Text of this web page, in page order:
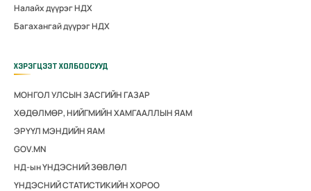
Налайх дүүрэг НДХ
Багахангай дүүрэг НДХ
ХЭРЭГЦЭЭТ ХОЛБООСУУД
МОНГОЛ УЛСЫН ЗАСГИЙН ГАЗАР
ХӨДӨЛМӨР, НИЙГМИЙН ХАМГААЛЛЫН ЯАМ
ЭРҮҮЛ МЭНДИЙН ЯАМ
GOV.MN
НД-ын ҮНДЭСНИЙ ЗӨВЛӨЛ
ҮНДЭСНИЙ СТАТИСТИКИЙН ХОРОО